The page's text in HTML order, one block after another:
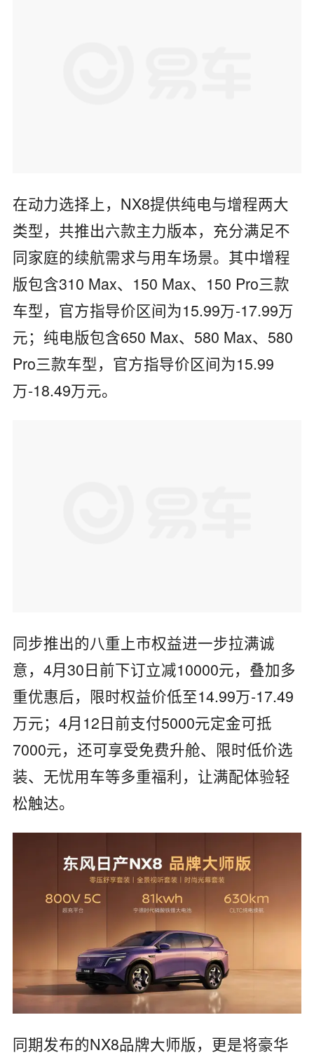
在动力选择上，NX8提供纯电与增程两大
类型，共推出六款主力版本，充分满足不
同家庭的续航需求与用车场景。其中增程
版包含310 Max、150 Max、150 Pro三款
车型，官方指导价区间为15.99万-17.99万
元；纯电版包含650 Max、580 Max、580
Pro三款车型，官方指导价区间为15.99
万-18.49万元。
同步推出的八重上市权益进一步拉满诚
意，4月30日前下订立减10000元，叠加多
重优惠后，限时权益价低至14.99万-17.49
万元；4月12日前支付5000元定金可抵
7000元，还可享受免费升舱、限时低价选
装、无忧用车等多重福利，让满配体验轻
松触达。
同期发布的NX8品牌大师版，更是将豪华